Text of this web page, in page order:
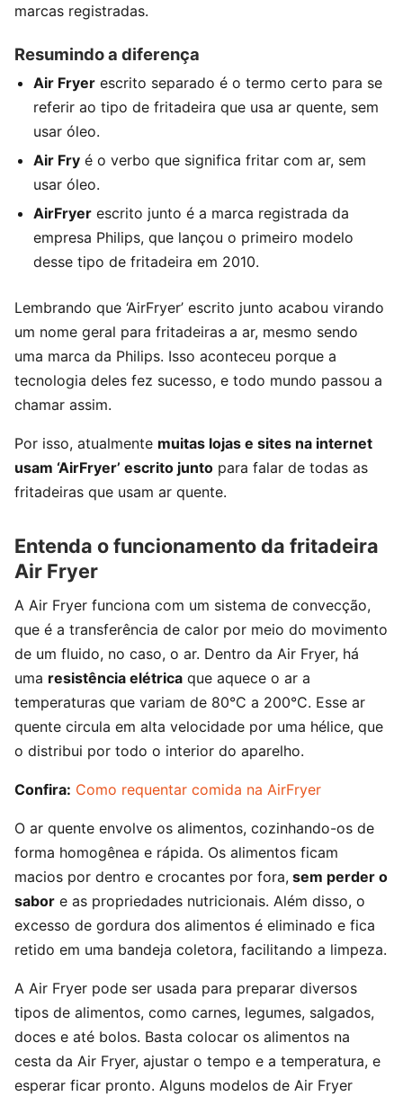
marcas registradas.
Resumindo a diferença
Air Fryerescrito separado é o termo certo para se
referir ao tipo de fritadeira que usa ar quente, sem
usar óleo.
Air Fryé o verbo que significa fritar com ar, sem
usar óleo.
AirFryerescrito junto é a marca registrada da
empresa Philips, que lançou o primeiro modelo
desse tipo de fritadeira em 2010.
Lembrando que ‘AirFryer’ escrito junto acabou virando
um nome geral para fritadeiras a ar, mesmo sendo
uma marca da Philips. Isso aconteceu porque a
tecnologia deles fez sucesso, e todo mundo passou a
chamar assim.
Por isso, atualmente muitas lojas e sites na internet
usam ‘AirFryer’ escrito junto para falar de todas as
fritadeiras que usam ar quente.
Entenda o funcionamento da fritadeira
Air Fryer
A Air Fryer funciona com um sistema de convecção,
que é a transferência de calor por meio do movimento
de um fluido, no caso, o ar. Dentro da Air Fryer, há
uma resistência elétrica que aquece o ar a
temperaturas que variam de 80°C a 200°C. Esse ar
quente circula em alta velocidade por uma hélice, que
o distribui por todo o interior do aparelho.
Confira: Como requentar comida na AirFryer
O ar quente envolve os alimentos, cozinhando-os de
forma homogênea e rápida. Os alimentos ficam
macios por dentro e crocantes por fora, sem perder o
sabor e as propriedades nutricionais. Além disso, o
excesso de gordura dos alimentos é eliminado e fica
retido em uma bandeja coletora, facilitando a limpeza.
A Air Fryer pode ser usada para preparar diversos
tipos de alimentos, como carnes, legumes, salgados,
doces e até bolos. Basta colocar os alimentos na
cesta da Air Fryer, ajustar o tempo e a temperatura, e
esperar ficar pronto. Alguns modelos de Air Fryer